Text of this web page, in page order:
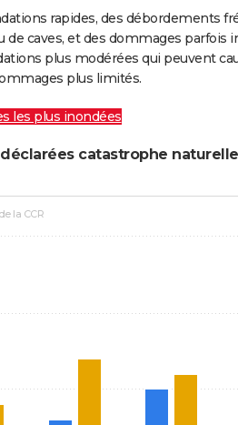
rapides, des débordements
de caves, et des dommages parfois
plus modérées qui peuvent
plus limités.
les plus inondées
catastrophe
la CCR